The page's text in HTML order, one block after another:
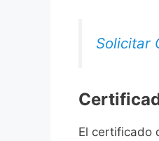
Solicitar
El certificado